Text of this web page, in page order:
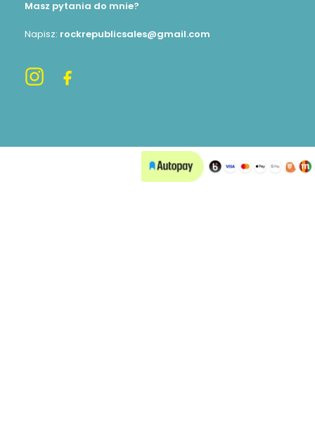
Masz pytania do mnie?
Napisz: rockrepublicsales@gmail.com